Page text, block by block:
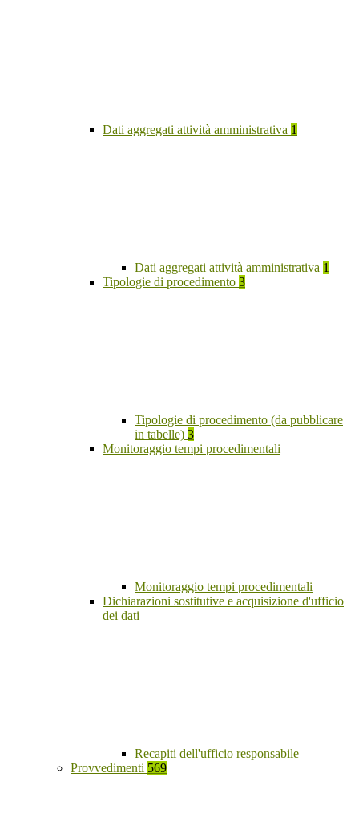
Dati aggregati attività amministrativa 1
Dati aggregati attività amministrativa 1
Tipologie di procedimento 3
Tipologie di procedimento (da pubblicare
in tabelle) 3
Monitoraggio tempi procedimentali
Monitoraggio tempi procedimentali
Dichiarazioni sostitutive e acquisizione d'ufficio
dei dati
Recapiti dell'ufficio responsabile
Provvedimenti 569